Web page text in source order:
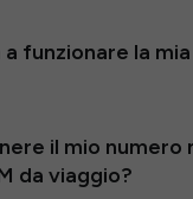
funzionare la mia
il mio numero
da viaggio?